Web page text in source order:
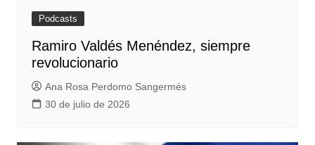
Podcasts
Ramiro Valdés Menéndez, siempre
revolucionario
Ana Rosa Perdomo Sangermés
30 de julio de 2026